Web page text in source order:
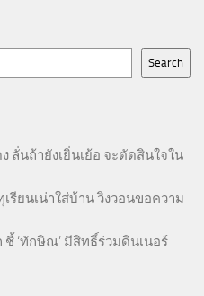
Search
ลั่นถ้ายังเยิ่นเย้อ จะตัดสินใจใน
รียนเน่าใส่บ้าน วิงวอนขอความ
ชี้ ‘ทักษิณ’ มีสิทธิ์ร่วมดินเนอร์